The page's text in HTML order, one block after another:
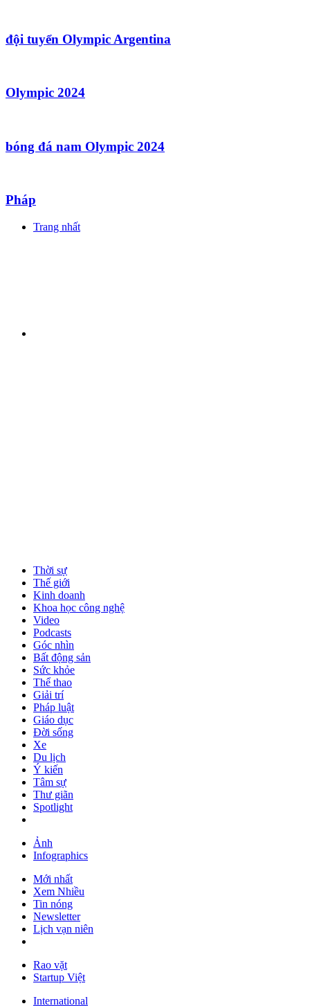
đội tuyển Olympic Argentina
Olympic 2024
bóng đá nam Olympic 2024
Pháp
Trang nhất
Thời sự
Thế giới
Kinh doanh
Khoa học công nghệ
Video
Podcasts
Góc nhìn
Bất động sản
Sức khỏe
Thể thao
Giải trí
Pháp luật
Giáo dục
Đời sống
Xe
Du lịch
Ý kiến
Tâm sự
Thư giãn
Spotlight
Ảnh
Infographics
Mới nhất
Xem Nhiều
Tin nóng
Newsletter
Lịch vạn niên
Rao vặt
Startup Việt
International